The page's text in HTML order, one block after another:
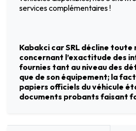
services complémentaires !
Kabakci car SRL décline
concernant l’exactitude des
fournies tant au niveau des
que de son équipement; la
papiers officiels du véhicule
documents probants faisant